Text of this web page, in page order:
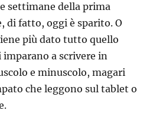
settimane della prima
di fatto, oggi è sparito. O
più dato tutto quello
a scrivere in
e minuscolo, magari
che leggono sul tablet o